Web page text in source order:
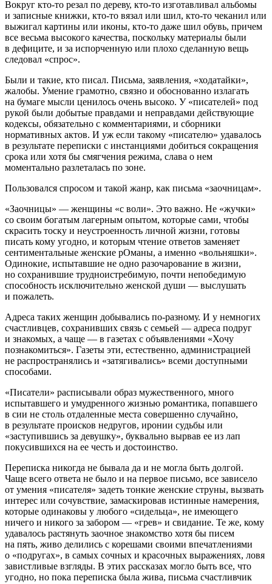
Вокруг кто-то резал по дереву, кто-то изготавливал альбомы
и записные книжки, кто-то вязал или шил, кто-то чеканил или
выжигал картины или иконы, кто-то даже шил обувь, причем
все весьма высокого качества, поскольку материалы были
в дефиците, и за испорченную или плохо сделанную вещь
следовал «спрос».
Были и такие, кто писал. Письма, заявления, «ходатайки»,
жалобы. Умение грамотно, связно и обоснованно излагать
на бумаге мысли ценилось очень высоко. У «писателей» под
рукой были добытые правдами и неправдами действующие
кодексы, обязательно с комментариями, и сборники
нормативных актов. И уж если такому «писателю» удавалось
в результате переписки с инстанциями добиться сокращения
срока или хотя бы смягчения режима, слава о нем
моментально разлеталась по зоне.
Пользовался спросом и такой жанр, как письма «заочницам».
«Заочницы» — женщины «с воли». Это важно. Не «жучки»
со своим богатым лагерным опытом, которые сами, чтобы
скрасить тоску и неустроенность личной жизни, готовы
писать кому угодно, и которым чтение ответов заменяет
сентиментальные женские рОманы, а именно «вольняшки».
Одинокие, испытавшие не одно разочарование в жизни,
но сохранившие трудноистребимую, почти непобедимую
способность исключительно женской души — выслушать
и пожалеть.
Адреса таких женщин добывались по-разному. И у немногих
счастливцев, сохранивших связь с семьей — адреса подруг
и знакомых, а чаще — в газетах с объявлениями «Хочу
познакомиться». Газеты эти, естественно, администрацией
не распространялись и «затягивались» всеми доступными
способами.
«Писатели» расписывали образ мужественного, много
испытавшего и умудренного жизнью романтика, попавшего
в сии не столь отдаленные места совершенно случайно,
в результате происков недругов, иронии судьбы или
«заступившись за девушку», буквально вырвав ее из лап
покусившихся на ее честь и достоинство.
Переписка никогда не бывала да и не могла быть долгой.
Чаще всего ответа не было и на первое письмо, все зависело
от умения «писателя» задеть тонкие женские струны, вызвать
интерес или сочувствие, замаскировав истинные намерения,
которые одинаковы у любого «сидельца», не имеющего
ничего и никого за забором — «грев» и свидание. Те же, кому
удавалось растянуть заочное знакомство хотя бы писем
на пять, живо делились с корешами своими впечатлениями
о «подругах», в самых сочных и красочных выражениях, ловя
завистливые взгляды. В этих рассказах могло быть все, что
угодно, но пока переписка была жива, письма счастливчик